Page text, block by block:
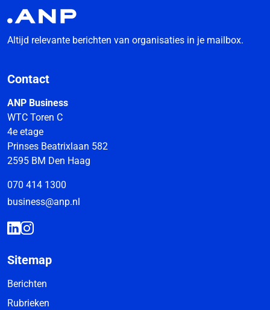
Altijd relevante berichten van organisaties in je mailbox.
Contact
ANP Business
WTC Toren C
4e etage
Prinses Beatrixlaan 582
2595 BM Den Haag
070 414 1300
business@anp.nl
Sitemap
Berichten
Rubrieken